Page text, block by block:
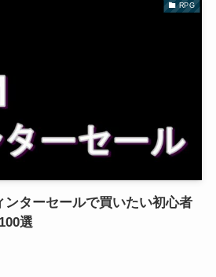
RPG
ンターセールで買いたい初心者
選